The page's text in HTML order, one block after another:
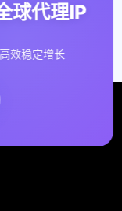
球代理IP
效稳定增长